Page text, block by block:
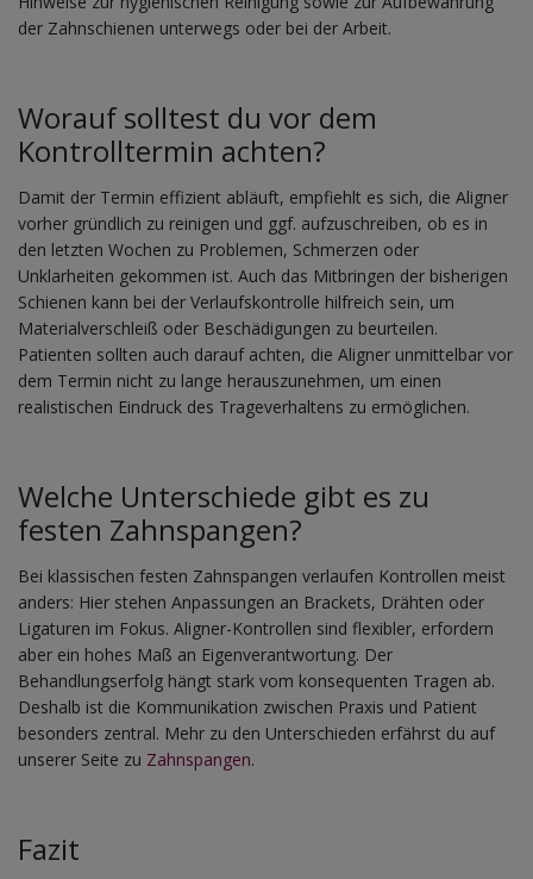
der Zahnschienen unterwegs oder bei der Arbeit.
Worauf solltest du vor dem
Kontrolltermin achten?
Damit der Termin effizient abläuft, empfiehlt es sich, die Aligner
vorher gründlich zu reinigen und ggf. aufzuschreiben, ob es in
den letzten Wochen zu Problemen, Schmerzen oder
Unklarheiten gekommen ist. Auch das Mitbringen der bisherigen
Schienen kann bei der Verlaufskontrolle hilfreich sein, um
Materialverschleiß oder Beschädigungen zu beurteilen.
Patienten sollten auch darauf achten, die Aligner unmittelbar vor
dem Termin nicht zu lange herauszunehmen, um einen
realistischen Eindruck des Trageverhaltens zu ermöglichen.
Welche Unterschiede gibt es zu
festen Zahnspangen?
Bei klassischen festen Zahnspangen verlaufen Kontrollen meist
anders: Hier stehen Anpassungen an Brackets, Drähten oder
Ligaturen im Fokus. Aligner-Kontrollen sind flexibler, erfordern
aber ein hohes Maß an Eigenverantwortung. Der
Behandlungserfolg hängt stark vom konsequenten Tragen ab.
Deshalb ist die Kommunikation zwischen Praxis und Patient
besonders zentral. Mehr zu den Unterschieden erfährst du auf
unserer Seite zu Zahnspangen.
Fazit